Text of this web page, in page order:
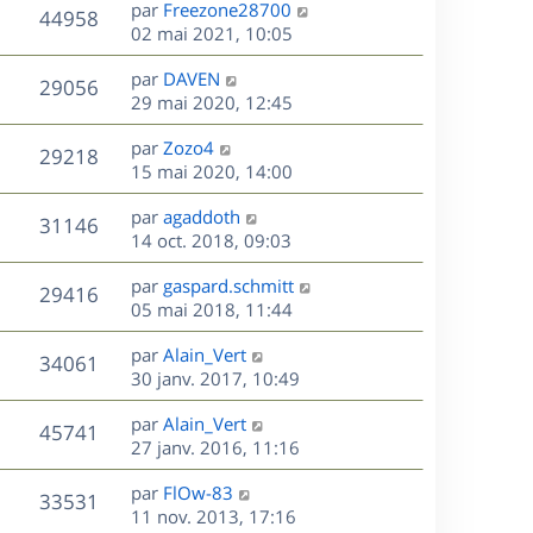
e
n
i
e
r
m
e
s
s
a
g
e
44958V
u
e
s
D
e
r
n
i
e
r
m
e
s
s
a
g
e
par Freezone28700
02 mai 2021, 10:05
29056V
u
e
D
e
r
n
i
e
r
m
e
s
s
a
g
e
par DAVEN
29 mai 2020, 12:45
29218V
u
e
D
e
r
n
i
e
r
m
e
s
s
a
g
e
par Zozo4
15 mai 2020, 14:00
31146V
u
e
D
e
r
n
i
e
r
m
e
s
s
a
g
e
par agaddoth
14 oct. 2018, 09:03
29416V
u
D
e
r
n
i
e
r
m
e
s
s
par gaspard.schmitt
05 mai 2018, 11:44
34061
u
D
e
r
n
i
e
r
m
par Alain_Vert
30 janv. 2017, 10:49
45741
u
D
e
r
n
i
par Alain_Vert
27 janv. 2016, 11:16
33531
D
e
par FlOw-83
11 nov. 2013, 17:16